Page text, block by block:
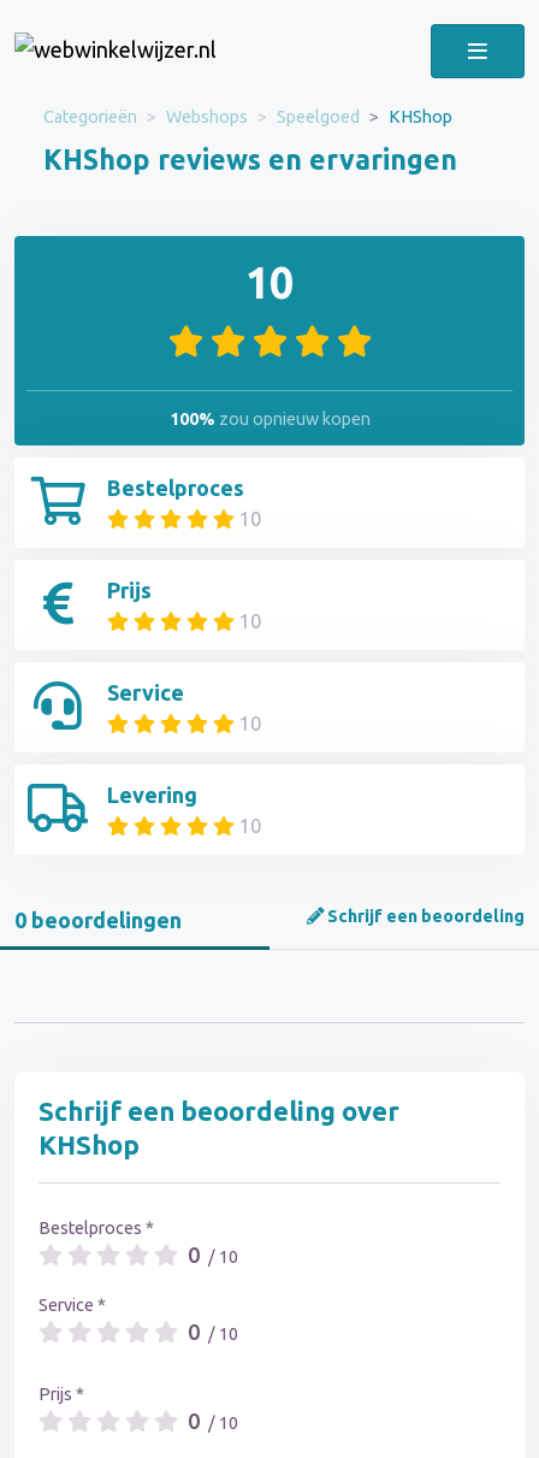
Categorieën Webshops Speelgoed KHShop
KHShop reviews en ervaringen
Bestelproces
10
Prijs
10
Service
10
Levering
10
10
100% zou opnieuw kopen
0 beoordelingen Schrijf een beoordeling
Schrijf een beoordeling over
KHShop
Bestelproces *
0 / 10
Service *
0 / 10
Prijs *
0 / 10